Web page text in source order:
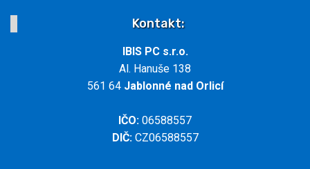
Kontakt:
IBIS PC s.r.o.
Al. Hanuše 138
561 64 Jablonné nad Orlicí
IČO: 06588557
DIČ:CZ06588557